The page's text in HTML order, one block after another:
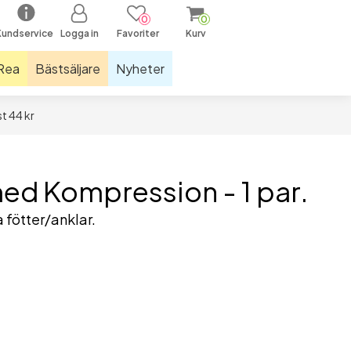
Logga in
0
Favoriter
0
Kurv
och mattor
och hopprep
Bästsäljare Nyheter
44 kr
Kompression - 1 par.
fötter/anklar.